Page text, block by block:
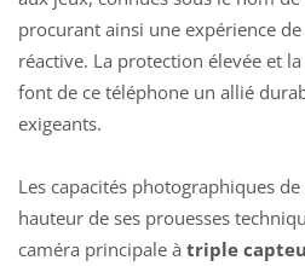
procurant ainsi une expérience
réactive. La protection élevée et
font de ce téléphone un allié
exigeants.
Les capacités photographiques
hauteur de ses prouesses
caméra principale à triple